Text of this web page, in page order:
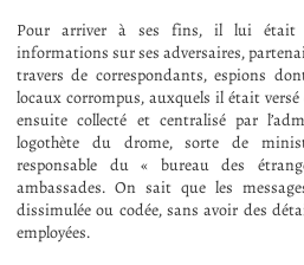
Pour arriver à ses fins, il lui était
informations sur ses adversaires,
travers de correspondants, espions
locaux corrompus, auxquels il était
ensuite collecté et centralisé par
logothète du drome, sorte de
responsable du « bureau des
ambassades. On sait que les
dissimulée ou codée, sans avoir des
employées.